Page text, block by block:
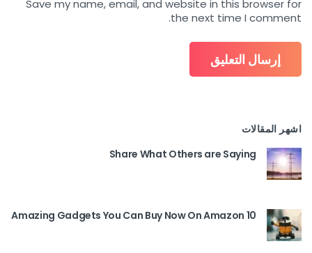
Save my name, email, and website in this browser for
the next time I comment.
اشهر المقالات
Share What Others are Saying
10 Amazing Gadgets You Can Buy Now On Amazon